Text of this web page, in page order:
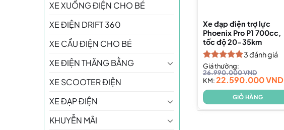
XE XUỒNG ĐIỆN CHO BÉ
XE ĐIỆN DRIFT 360
XE CẨU ĐIỆN CHO BÉ
XE ĐIỆN THĂNG BẰNG
XE SCOOTER ĐIỆN
XE ĐẠP ĐIỆN
KHUYỄN MÃI
Xe đạp điện trợ lực
Phoenix Pro P1 700cc,
tốc độ 20-35km
Được xếp
hạng5.00
5 sao
3đánh giá
Giá thường:
26.990.000VND
KM:22.590.000VND
GIỎ HÀNG